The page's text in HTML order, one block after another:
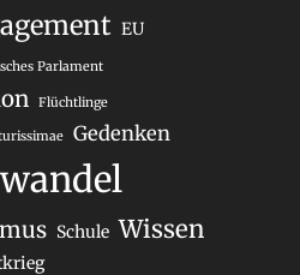
EU
Parlament
Flüchtlinge
Gedenken
Schule Wissen